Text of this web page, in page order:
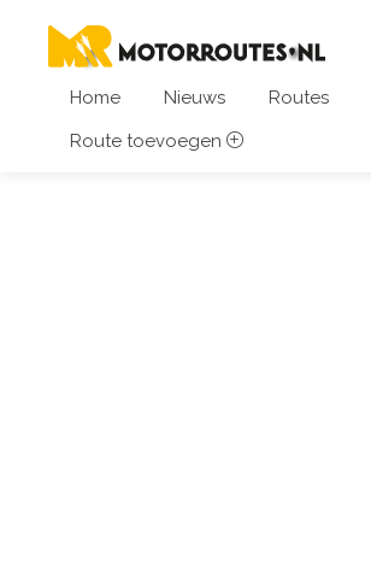
Home Nieuws Routes
Route toevoegen